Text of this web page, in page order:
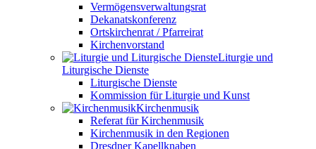
Vermögensverwaltungsrat
Dekanatskonferenz
Ortskirchenrat / Pfarreirat
Kirchenvorstand
Liturgie und
Liturgische Dienste
Liturgische Dienste
Kommission für Liturgie und Kunst
Kirchenmusik
Referat für Kirchenmusik
Kirchenmusik in den Regionen
Dresdner Kapellknaben